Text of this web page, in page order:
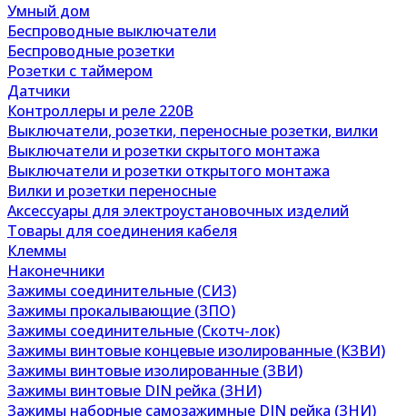
Умный дом
Беспроводные выключатели
Беспроводные розетки
Розетки с таймером
Датчики
Контроллеры и реле 220В
Выключатели, розетки, переносные розетки, вилки
Выключатели и розетки скрытого монтажа
Выключатели и розетки открытого монтажа
Вилки и розетки переносные
Аксессуары для электроустановочных изделий
Товары для соединения кабеля
Клеммы
Наконечники
Зажимы соединительные (СИЗ)
Зажимы прокалывающие (ЗПО)
Зажимы соединительные (Скотч-лок)
Зажимы винтовые концевые изолированные (КЗВИ)
Зажимы винтовые изолированные (ЗВИ)
Зажимы винтовые DIN рейка (ЗНИ)
Зажимы наборные самозажимные DIN рейка (ЗНИ)